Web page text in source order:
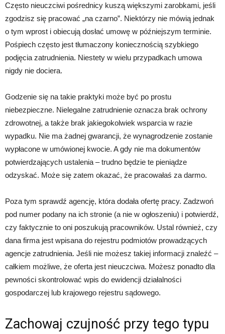
Często nieuczciwi pośrednicy kuszą większymi zarobkami, jeśli
zgodzisz się pracować „na czarno”. Niektórzy nie mówią jednak
o tym wprost i obiecują dosłać umowę w późniejszym terminie.
Pośpiech często jest tłumaczony koniecznością szybkiego
podjęcia zatrudnienia. Niestety w wielu przypadkach umowa
nigdy nie dociera.
Godzenie się na takie praktyki może być po prostu
niebezpieczne. Nielegalne zatrudnienie oznacza brak ochrony
zdrowotnej, a także brak jakiegokolwiek wsparcia w razie
wypadku. Nie ma żadnej gwarancji, że wynagrodzenie zostanie
wypłacone w umówionej kwocie. A gdy nie ma dokumentów
potwierdzających ustalenia – trudno będzie te pieniądze
odzyskać. Może się zatem okazać, że pracowałaś za darmo.
Poza tym sprawdź agencję, która dodała ofertę pracy. Zadzwoń
pod numer podany na ich stronie (a nie w ogłoszeniu) i potwierdź,
czy faktycznie to oni poszukują pracowników. Ustal również, czy
dana firma jest wpisana do rejestru podmiotów prowadzących
agencje zatrudnienia. Jeśli nie możesz takiej informacji znaleźć –
całkiem możliwe, że oferta jest nieuczciwa. Możesz ponadto dla
pewności skontrolować wpis do ewidencji działalności
gospodarczej lub krajowego rejestru sądowego.
Zachowaj czujność przy tego typu